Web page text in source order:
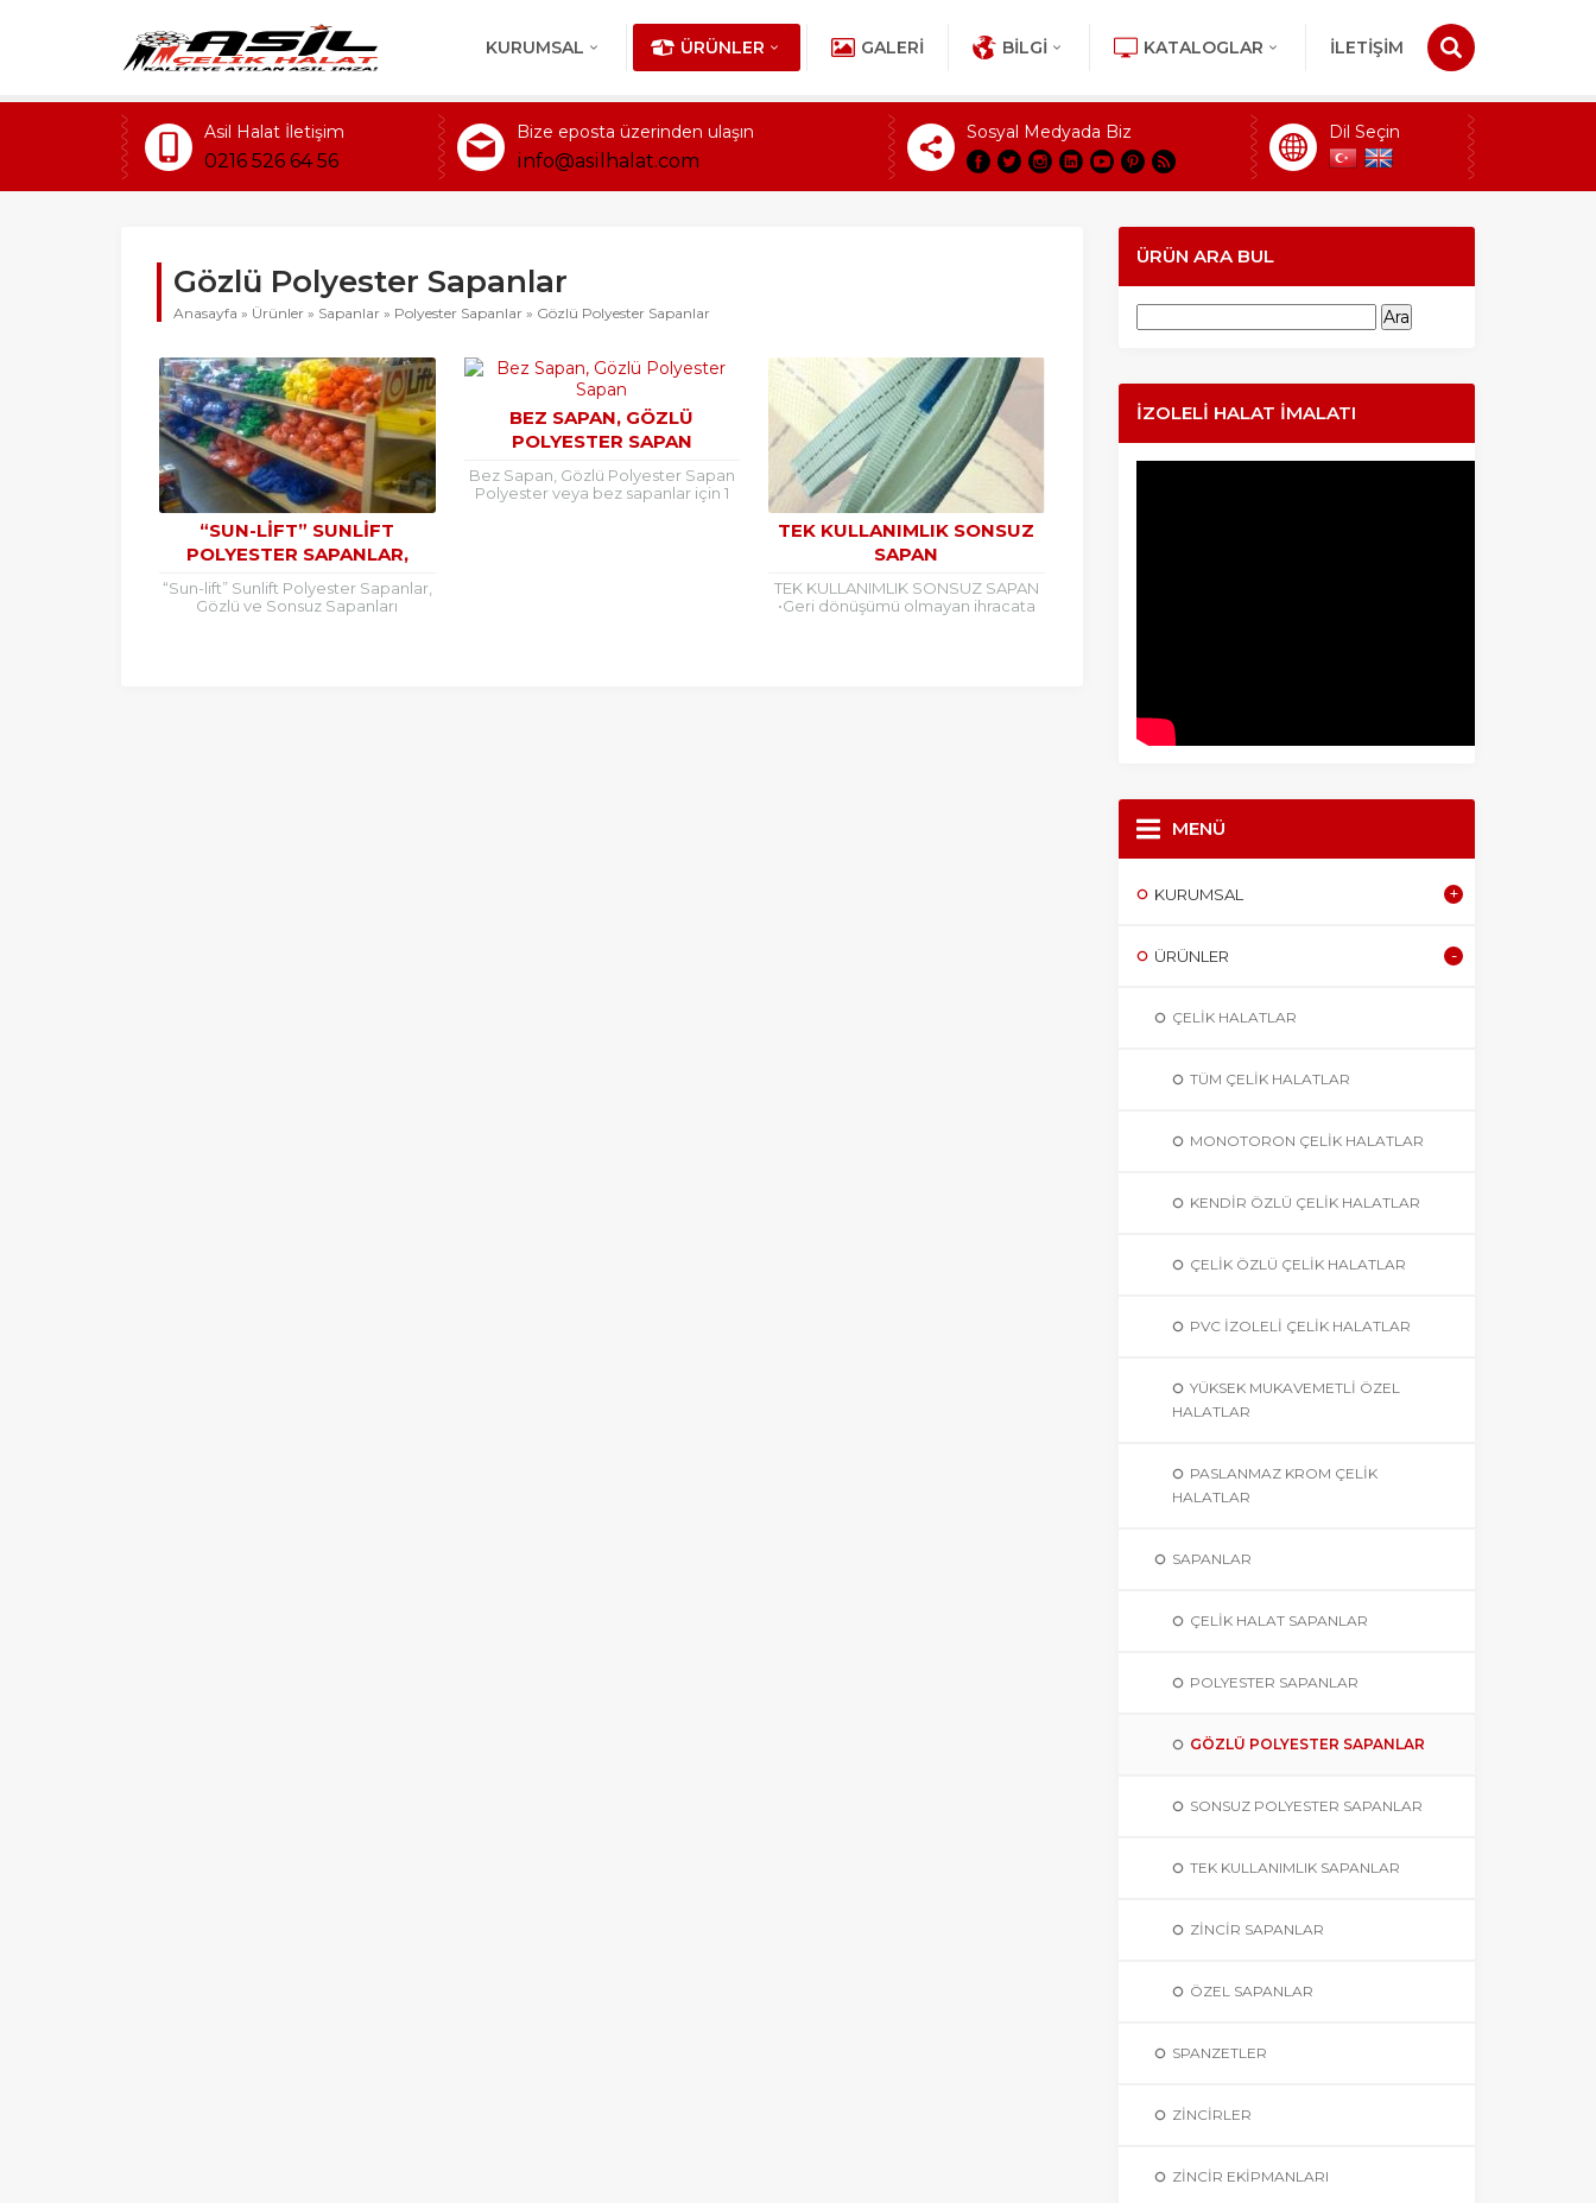
KURUMSAL ÜRÜNLER GALERI BILGI KATALOGLAR İLETİŞİM
Asil Halat İletişim
0216 526 64 56
Bize eposta üzerinden ulaşın
info@asilhalat.com
Sosyal Medyada Biz Dil Seçin
Gözlü Polyester Sapanlar
Anasayfa » Ürünler » Sapanlar » Polyester Sapanlar » Gözlü Polyester Sapanlar
“SUN-LIFT” SUNLIFT
POLYESTER SAPANLAR,
GÖZLÜ VE SONSUZ
SAPANLARI
“Sun-lift” Sunlift Polyester Sapanlar,
Gözlü ve Sonsuz Sapanları
BEZ SAPAN, GÖZLÜ
POLYESTER SAPAN
Bez Sapan, Gözlü Polyester Sapan
Polyester veya bez sapanlar için 1
TEK KULLANIMLIK SONSUZ
SAPAN
TEK KULLANIMLIK SONSUZ SAPAN
•Geri dönüşümü olmayan ihracata
ÜRÜN ARA BUL
İZOLELI HALAT İMALATI
MENÜ
KURUMSAL
ÜRÜNLER
ÇELIK HALATLAR
TÜM ÇELIK HALATLAR
MONOTORON ÇELIK HALATLAR
KENDIR ÖZLÜ ÇELIK HALATLAR
ÇELIK ÖZLÜ ÇELIK HALATLAR
PVC İZOLELI ÇELIK HALATLAR
YÜKSEK MUKAVEMETLI ÖZEL
HALATLAR
PASLANMAZ KROM ÇELIK
HALATLAR
SAPANLAR
ÇELIK HALAT SAPANLAR
POLYESTER SAPANLAR
GÖZLÜ POLYESTER SAPANLAR
SONSUZ POLYESTER SAPANLAR
TEK KULLANIMLIK SAPANLAR
ZINCIR SAPANLAR
ÖZEL SAPANLAR
SPANZETLER
ZINCIRLER
ZINCIR EKIPMANLARI